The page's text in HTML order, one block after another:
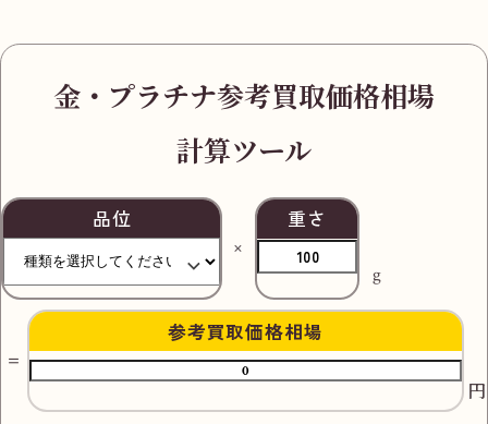
金・プラチナ参考買取価格相場
計算ツール
品位 重さ
g
参考買取価格相場
円